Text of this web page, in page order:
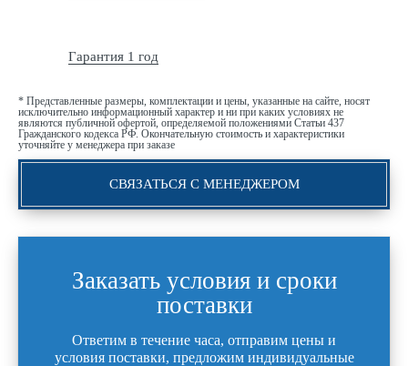
Гарантия 1 год
* Представленные размеры, комплектации и цены, указанные на сайте, носят
исключительно информационный характер и ни при каких условиях не
являются публичной офертой, определяемой положениями Статьи 437
Гражданского кодекса РФ. Окончательную стоимость и характеристики
уточняйте у менеджера при заказе
СВЯЗАТЬСЯ С МЕНЕДЖЕРОМ
Заказать условия и сроки
поставки
Ответим в течение часа, отправим цены и
условия поставки, предложим индивидуальные